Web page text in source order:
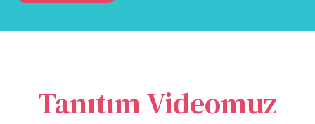
Tanıtım Videomuz